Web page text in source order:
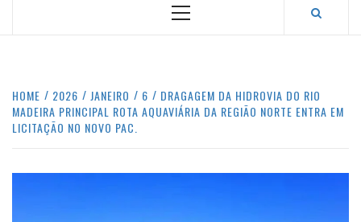
Primary
HOME 2026 JANEIRO 6
DRAGAGEM DA HIDROVIA DO RIO
MADEIRA PRINCIPAL ROTA AQUAVIÁRIA DA REGIÃO NORTE ENTRA EM
LICITAÇÃO NO NOVO PAC.